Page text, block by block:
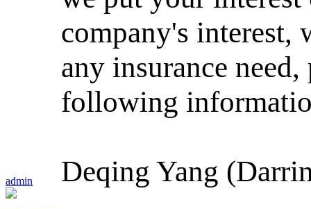
admin
company's
any insurance
following
Deqing Yang